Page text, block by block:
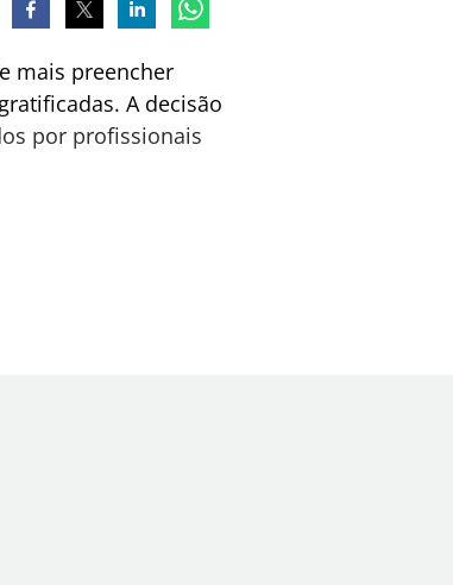
mais preencher
A decisão
por profissionais